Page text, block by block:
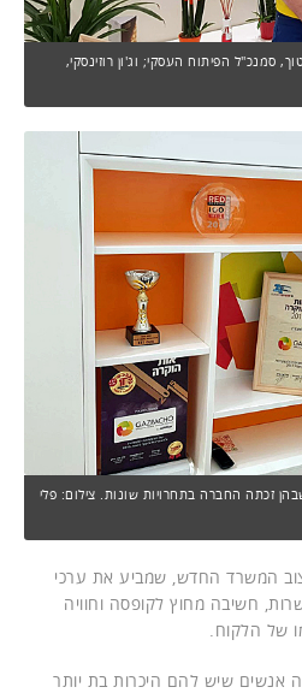
סמנכ"ל הפיתוח העסקי; וג'ון רוזינסקי,
זכתה החברה בתחרויות שונות. צילום: פלי
המשרד החדש, שמביע את ערכי
חשיבה מחוץ לקופסה וחוויה
של הלקוח.
שיש להם היכרות בת יותר